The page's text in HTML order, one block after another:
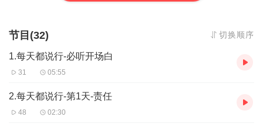
pbwz666
节目(32) 切换顺序
1.每天都说行-必听开场白
31 05:55
2.每天都说行-第1天-责任
48 02:30